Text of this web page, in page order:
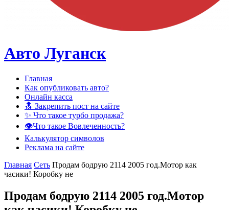
Авто Луганск
Главная
Как опубликовать авто?
Онлайн касса
🔝 Закрепить пост на сайте
✨ Что такое турбо продажа?
👁️Что такое Вовлеченность?
Калькулятор символов
Реклама на сайте
Главная Сеть Продам бодрую 2114 2005 год.Мотор как
часики! Коробку не
Продам бодрую 2114 2005 год.Мотор